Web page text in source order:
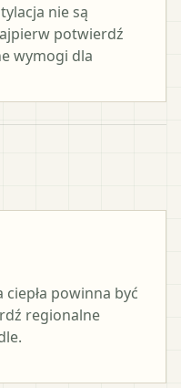
nie są
potwierdź
wymogi dla
ciepła powinna być
regionalne